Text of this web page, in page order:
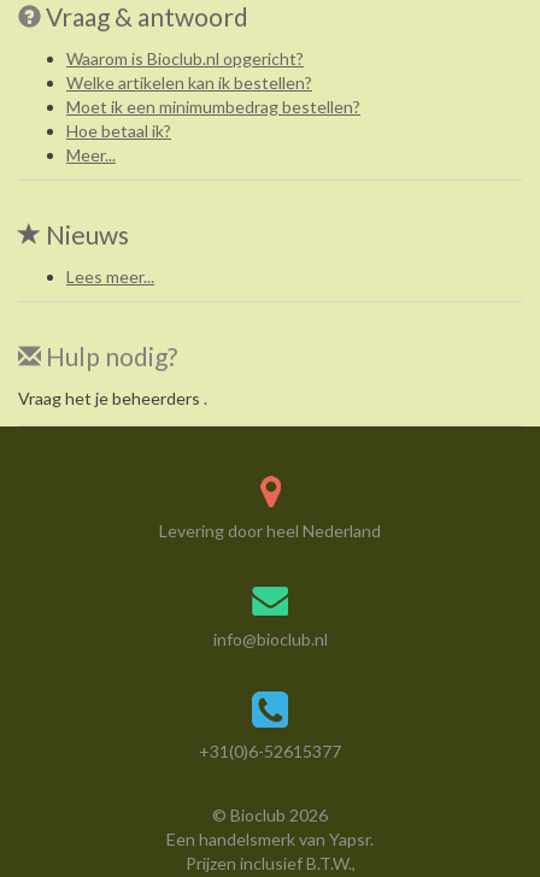
Vraag & antwoord
Waarom is Bioclub.nl opgericht?
Welke artikelen kan ik bestellen?
Moet ik een minimumbedrag bestellen?
Hoe betaal ik?
Meer...
Nieuws
Lees meer...
Hulp nodig?
Vraag het je beheerders .
Levering door heel Nederland
info@bioclub.nl
+31(0)6-52615377
© Bioclub 2026
Een handelsmerk van Yapsr.
Prijzen inclusief B.T.W.,